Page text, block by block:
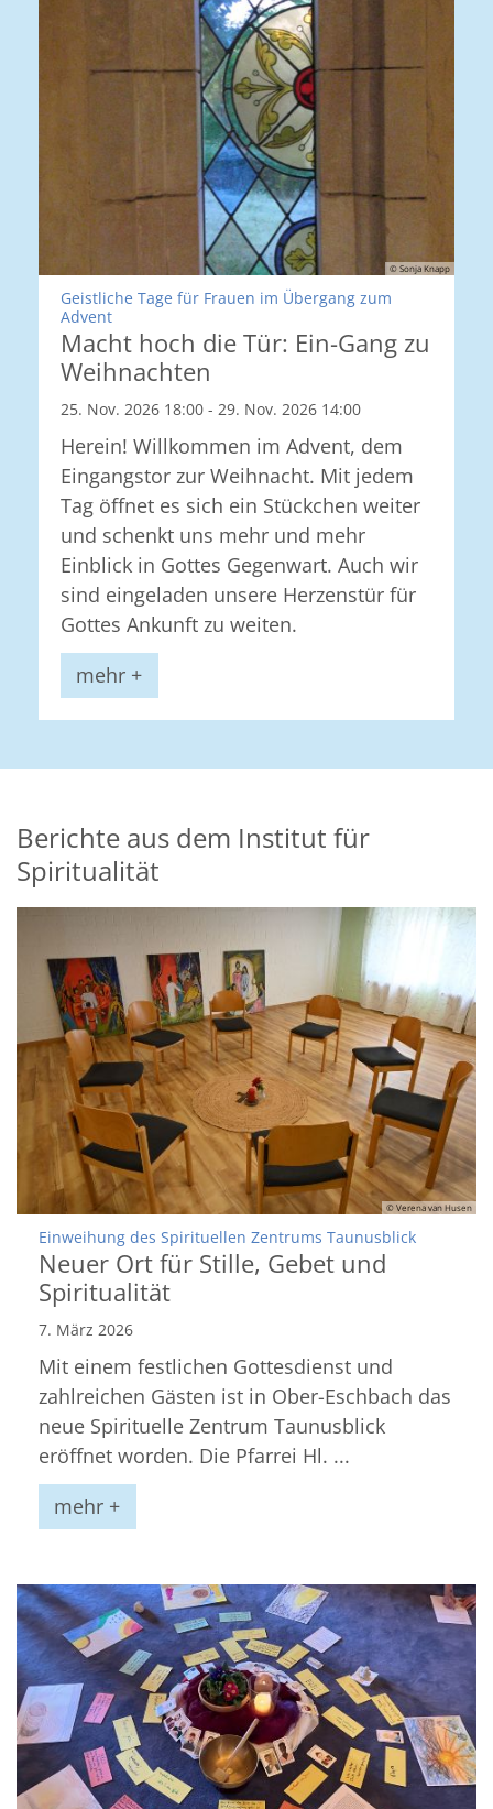
© Sonja Knapp
Geistliche Tage für Frauen im Übergang zum
Advent:
Macht hoch die Tür: Ein-Gang zu
Weihnachten
25. Nov. 2026 18:00 - 29. Nov. 2026 14:00
Herein! Willkommen im Advent, dem
Eingangstor zur Weihnacht. Mit jedem
Tag öffnet es sich ein Stückchen weiter
und schenkt uns mehr und mehr
Einblick in Gottes Gegenwart. Auch wir
sind eingeladen unsere Herzenstür für
Gottes Ankunft zu weiten.
mehr +
Berichte aus dem Institut für
Spiritualität
© Verena van Husen
Einweihung des Spirituellen Zentrums Taunusblick:
Neuer Ort für Stille, Gebet und
Spiritualität
7. März 2026
Mit einem festlichen Gottesdienst und
zahlreichen Gästen ist in Ober-Eschbach das
neue Spirituelle Zentrum Taunusblick
eröffnet worden. Die Pfarrei Hl. ...
mehr +